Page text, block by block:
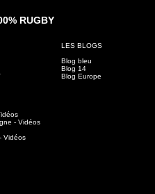
RUGBY
- Vidéos
Vidéos
LES BLOGS
Blog bleu
Blog 14
Blog Europe